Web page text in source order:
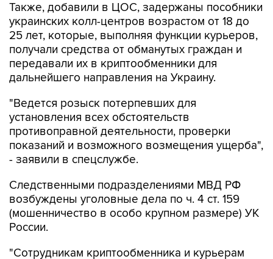
Также, добавили в ЦОС, задержаны пособники
украинских колл-центров возрастом от 18 до
25 лет, которые, выполняя функции курьеров,
получали средства от обманутых граждан и
передавали их в криптообменники для
дальнейшего направления на Украину.
"Ведется розыск потерпевших для
установления всех обстоятельств
противоправной деятельности, проверки
показаний и возможного возмещения ущерба",
- заявили в спецслужбе.
Следственными подразделениями МВД РФ
возбуждены уголовные дела по ч. 4 ст. 159
(мошенничество в особо крупном размере) УК
России.
"Сотрудникам криптообменника и курьерам